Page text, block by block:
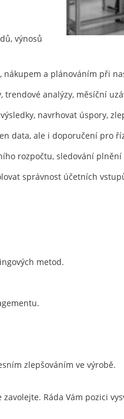
výnosů
a plánováním při
analýzy, měsíční
navrhovat úspory,
data, ale i doporučení pro
rozpočtu, sledování
správnost účetních
metod.
zlepšováním ve výrobě.
Ráda Vám pozici